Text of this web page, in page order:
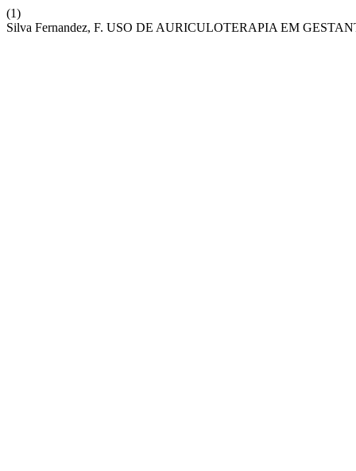
(1)
Silva Fernandez, F. USO DE AURICULOTERAPIA EM